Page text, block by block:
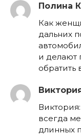
Полина
Как
дальних
и делают
обратить
всегда
длинных